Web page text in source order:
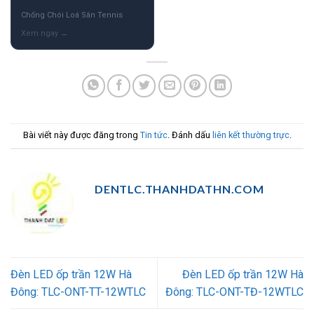
Chống Chói Loá Sân Tennis
Bài viết này được đăng trong Tin tức. Đánh dấu liên kết thường trực.
DENTLC.THANHDATHN.COM
Đèn LED ốp trần 12W Hà
Đông: TLC-ONT-TT-12WTLC
Đèn LED ốp trần 12W Hà
Đông: TLC-ONT-TĐ-12WTLC